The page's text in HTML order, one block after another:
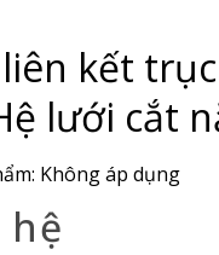
kết
lưới cắt
Không áp dụng